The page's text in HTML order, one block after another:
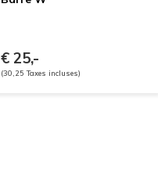
€ 25,-
(30,25 Taxes incluses)